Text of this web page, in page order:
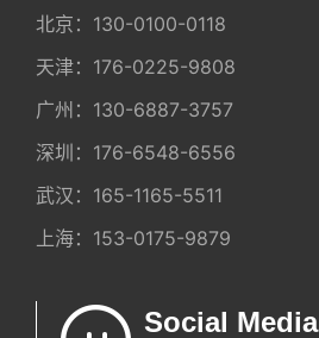
北京： 130-0100-0118
天津： 176-0225-9808
广州： 130-6887-3757
深圳： 176-6548-6556
武汉： 165-1165-5511
上海： 153-0175-9879
Social Media